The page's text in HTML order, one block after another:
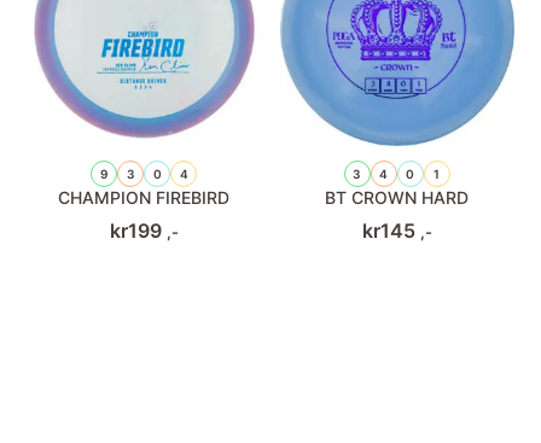
9 3 0 4
CHAMPION FIREBIRD
kr199 ,-
3 4 0 1
BT CROWN HARD
kr145 ,-